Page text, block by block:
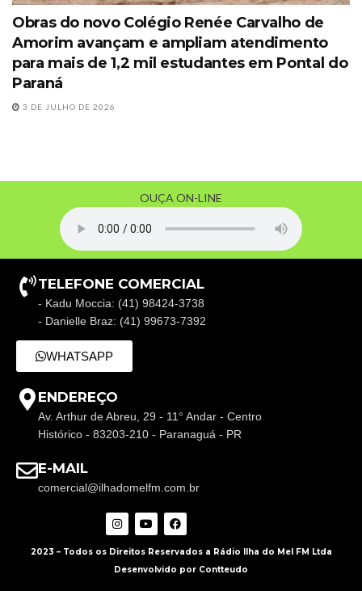
Obras do novo Colégio Renée Carvalho de
Amorim avançam e ampliam atendimento
para mais de 1,2 mil estudantes em Pontal do
Paraná
3 DE JULHO DE 2026
OUÇA ON-LINE
TELEFONE COMERCIAL
- Kadu Moccia: (41) 98424-3738
- Danielle Braz: (41) 99673-7392
WHATSAPP
ENDEREÇO
Av. Arthur de Abreu, 29 - 11° Andar - Centro
Histórico - 83203-210 - Paranaguá - PR
E-MAIL
comercial@ilhadomelfm.com.br
2023 – Todos os Direitos Reservados a Rádio Ilha do Mel FM Ltda
Desenvolvido por Contteudo